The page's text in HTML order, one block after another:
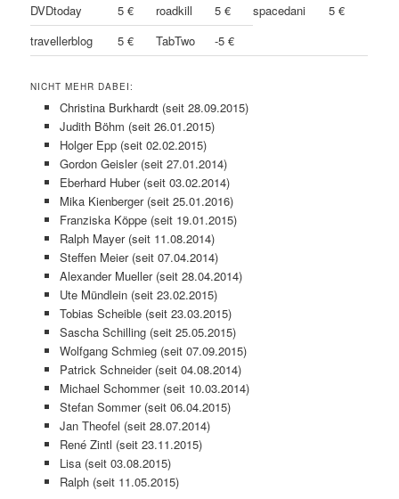
DVDtoday
5 € roadkill 5 € spacedani
5 €
travellerblog
5 € TabTwo -5 €
NICHT MEHR DABEI:
Christina Burkhardt (seit 28.09.2015)
Judith Böhm (seit 26.01.2015)
Holger Epp (seit 02.02.2015)
Gordon Geisler (seit 27.01.2014)
Eberhard Huber (seit 03.02.2014)
Mika Kienberger (seit 25.01.2016)
Franziska Köppe (seit 19.01.2015)
Ralph Mayer (seit 11.08.2014)
Steffen Meier (seit 07.04.2014)
Alexander Mueller (seit 28.04.2014)
Ute Mündlein (seit 23.02.2015)
Tobias Scheible (seit 23.03.2015)
Sascha Schilling (seit 25.05.2015)
Wolfgang Schmieg (seit 07.09.2015)
Patrick Schneider (seit 04.08.2014)
Michael Schommer (seit 10.03.2014)
Stefan Sommer (seit 06.04.2015)
Jan Theofel (seit 28.07.2014)
René Zintl (seit 23.11.2015)
Lisa (seit 03.08.2015)
Ralph (seit 11.05.2015)